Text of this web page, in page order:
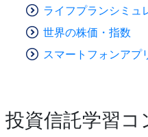
ライフプランシミュ
世界の株価・指数
スマートフォンアプ
投資信託学習コ